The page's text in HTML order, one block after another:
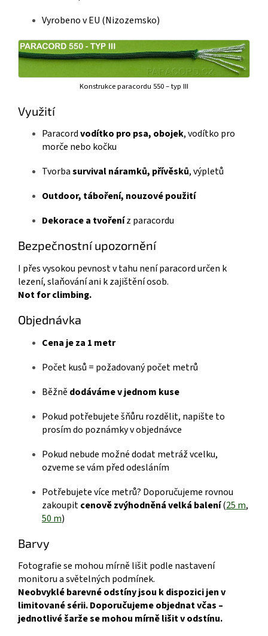
Vyrobeno v EU (Nizozemsko)
Konstrukce paracordu 550 – typ III
Využití
Paracordvodítko pro psa, obojek, vodítko pro
morče nebo kočku
Tvorbasurvival náramků, přívěsků, výpletů
Outdoor, táboření, nouzové použití
Dekorace a tvořeníz paracordu
Bezpečnostní upozornění
I přes vysokou pevnost v tahu není paracord určen k
lezení, slaňování ani k zajištění osob.
Not for climbing.
Objednávka
Cena je za 1 metr
Počet kusů = požadovaný počet metrů
Běžně dodáváme v jednom kuse
Pokud potřebujete šňůru rozdělit, napište to
prosím do poznámky v objednávce
Pokud nebude možné dodat metráž vcelku,
ozveme se vám před odesláním
Potřebujete více metrů? Doporučujeme rovnou
zakoupitcenově zvýhodněná velká balení(25 m,
50 m)
Barvy
Fotografie se mohou mírně lišit podle nastavení
monitoru a světelných podmínek.
Neobvyklé barevné odstíny jsou k dispozici jen v
limitované sérii. Doporučujeme objednat včas –
jednotlivé šarže se mohou mírně lišit v odstínu.